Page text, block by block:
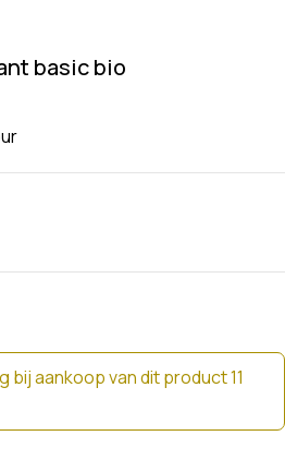
basic bio
aankoop van dit product 11